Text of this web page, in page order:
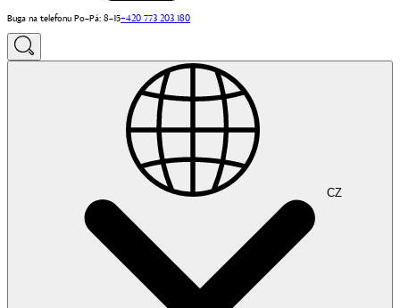
Buga na telefonu Po–Pá: 8–15+420 773 203 180
CZ